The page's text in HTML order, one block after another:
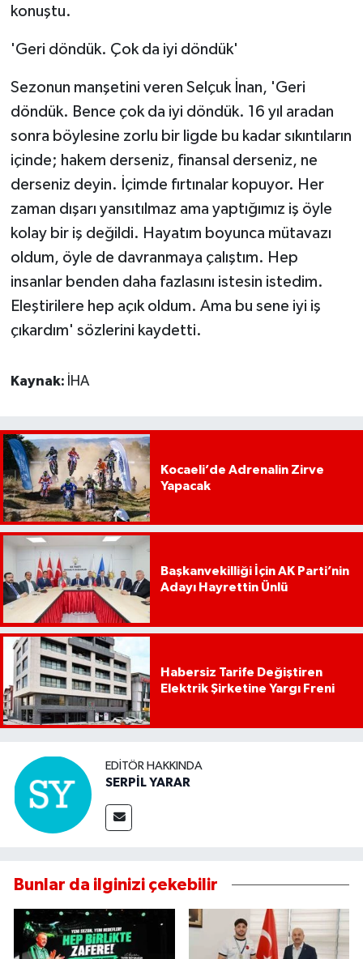
konuştu.
'Geri döndük. Çok da iyi döndük'
Sezonun manşetini veren Selçuk İnan, 'Geri
döndük. Bence çok da iyi döndük. 16 yıl aradan
sonra böylesine zorlu bir ligde bu kadar sıkıntıların
içinde; hakem derseniz, finansal derseniz, ne
derseniz deyin. İçimde fırtınalar kopuyor. Her
zaman dışarı yansıtılmaz ama yaptığımız iş öyle
kolay bir iş değildi. Hayatım boyunca mütavazı
oldum, öyle de davranmaya çalıştım. Hep
insanlar benden daha fazlasını istesin istedim.
Eleştirilere hep açık oldum. Ama bu sene iyi iş
çıkardım' sözlerini kaydetti.
Kaynak: İHA
Kocaeli’de Adrenalin Zirve
Yapacak
Başkanvekilliği İçin AK Parti’nin
Adayı Hayrettin Ünlü
Habersiz Tarife Değiştiren
Elektrik Şirketine Yargı Freni
EDITÖR HAKKINDA
SERPİL YARAR
Bunlar da ilginizi çekebilir